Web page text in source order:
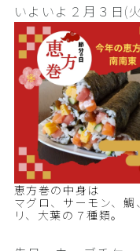
いよいよ２月３日(
恵方巻の中身は
マグロ、サーモン、
リ、大葉の７種類。